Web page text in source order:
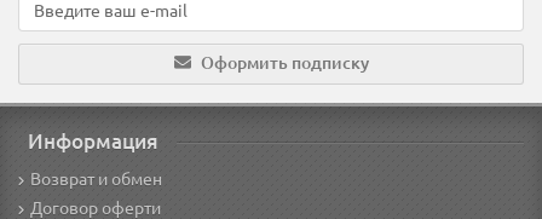
Оформить подписку
Информация
Возврат и обмен
Договор оферти